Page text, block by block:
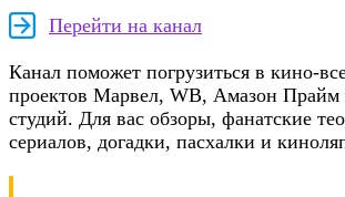
Перейти на канал
Канал поможет погрузиться в кино-
проектов Марвел, WB, Амазон Прайм
студий. Для вас обзоры, фанатские
сериалов, догадки, пасхалки и